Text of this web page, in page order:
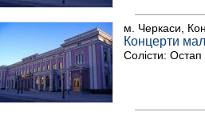
м. Черкаси,
Концерти
Солісти: